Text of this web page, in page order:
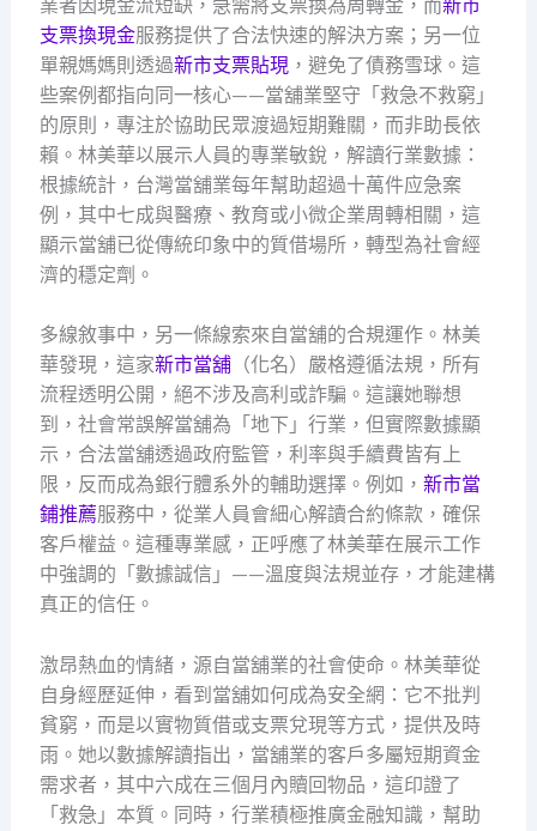
業者因現金流短缺，急需將支票換為周轉金，而新市
支票換現金服務提供了合法快速的解決方案；另一位
單親媽媽則透過新市支票貼現 ，避免了債務雪球。這
些案例都指向同一核心——當舖業堅守「救急不救窮」
的原則，專注於協助民眾渡過短期難關，而非助長依
賴。林美華以展示人員的專業敏銳，解讀行業數據：
根據統計，台灣當舖業每年幫助超過十萬件应急案
例，其中七成與醫療、教育或小微企業周轉相關，這
顯示當舖已從傳統印象中的質借場所，轉型為社會經
濟的穩定劑。
多線敘事中，另一條線索來自當舖的合規運作。林美
華發現，這家新市當舖（化名）嚴格遵循法規，所有
流程透明公開，絕不涉及高利或詐騙。這讓她聯想
到，社會常誤解當舖為「地下」行業，但實際數據顯
示，合法當舖透過政府監管，利率與手續費皆有上
限，反而成為銀行體系外的輔助選擇。例如， 新市當
鋪推薦服務中，從業人員會細心解讀合約條款，確保
客戶權益。這種專業感，正呼應了林美華在展示工作
中強調的「數據誠信」——溫度與法規並存，才能建構
真正的信任。
激昂熱血的情緒，源自當舖業的社會使命。林美華從
自身經歷延伸，看到當舖如何成為安全網：它不批判
貧窮，而是以實物質借或支票兌現等方式，提供及時
雨。她以數據解讀指出，當舖業的客戶多屬短期資金
需求者，其中六成在三個月內贖回物品，這印證了
「救急」本質。同時，行業積極推廣金融知識，幫助